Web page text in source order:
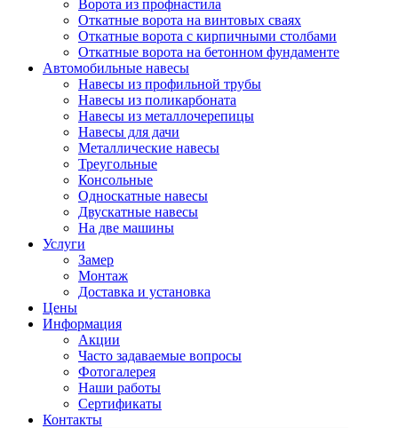
Ворота из профнастила
Откатные ворота на винтовых сваях
Откатные ворота с кирпичными столбами
Откатные ворота на бетонном фундаменте
Автомобильные навесы
Навесы из профильной трубы
Навесы из поликарбоната
Навесы из металлочерепицы
Навесы для дачи
Металлические навесы
Треугольные
Консольные
Односкатные навесы
Двускатные навесы
На две машины
Услуги
Замер
Монтаж
Доставка и установка
Цены
Информация
Акции
Часто задаваемые вопросы
Фотогалерея
Наши работы
Сертификаты
Контакты